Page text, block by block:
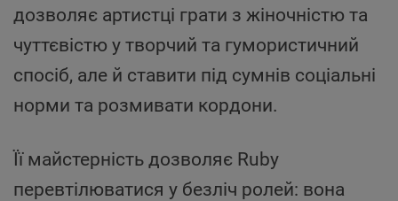
дозволяє артистці грати з жіночністю та
чуттєвістю у творчий та гумористичний
спосіб, але й ставити під сумнів соціальні
норми та розмивати кордони.
Її майстерність дозволяє Ruby
перевтілюватися у безліч ролей: вона